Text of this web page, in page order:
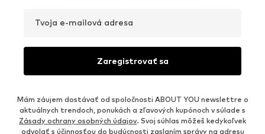
Tvoja e-mailová adresa
Zaregistrovať sa
Mám záujem dostávať od spoločnosti ABOUT YOU newslettre o
aktuálnych trendoch, ponukách a zľavových kupónoch v súlade s
Zásady ochrany osobných údajov. Svoj súhlas môžeš kedykoľvek
odvolať s účinnosťou do budúcnosti zaslaním správy na adresu